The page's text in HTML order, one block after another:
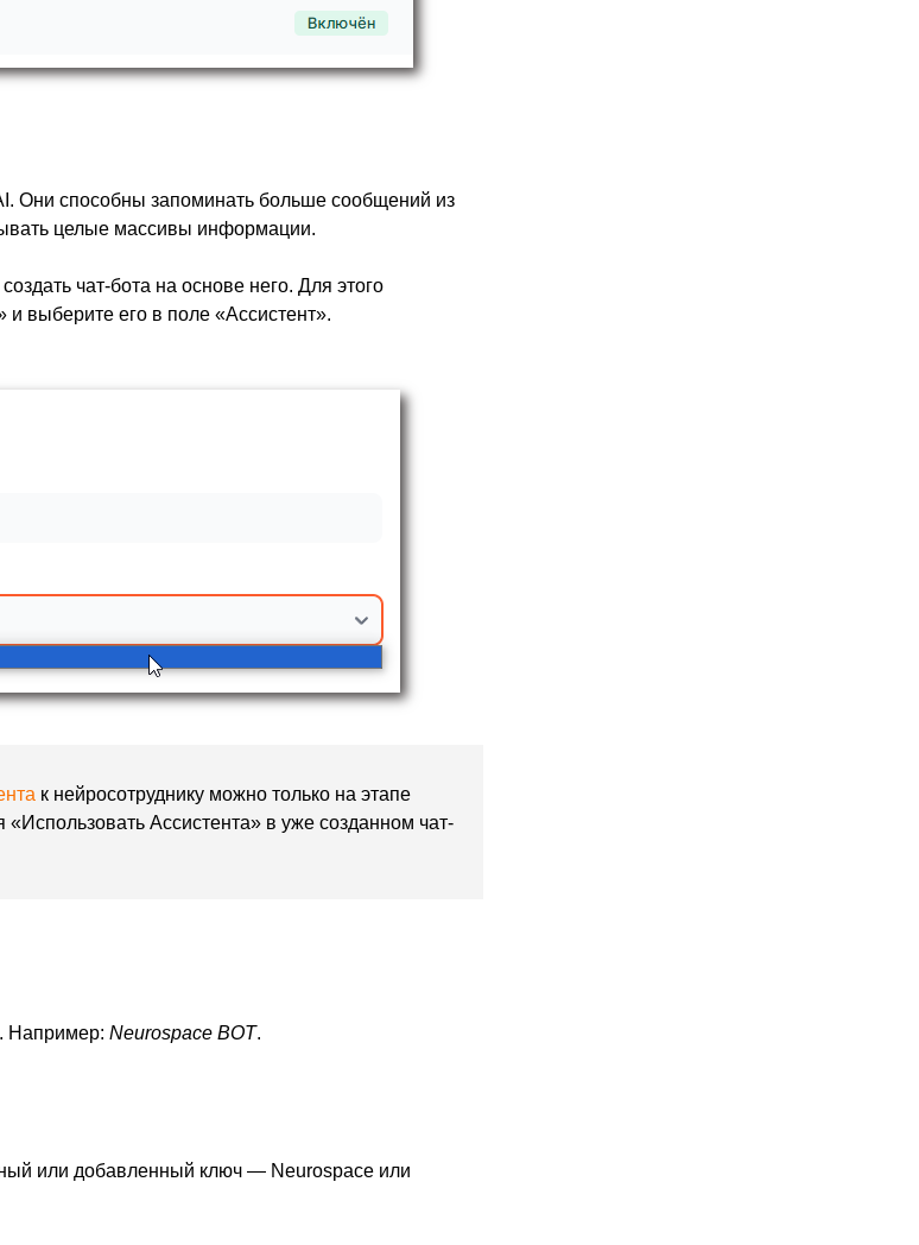
Они способны запоминать больше сообщений из
целые массивы информации.
чат-бота на основе него. Для этого
и выберите его в поле «Ассистент».
к нейросотруднику можно только на этапе
Ассистента» в уже созданном чат-
Например: Neurospace BOT.
или добавленный ключ — Neurospace или